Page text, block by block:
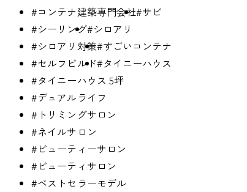
#コンテナ建築専門会社#サビ
#シーリング#シロアリ
#シロアリ対策#すごいコンテナ
#セルフビルド#タイニーハウス
#タイニーハウス 5坪
#デュアルライフ
#トリミングサロン
#ネイルサロン
#ビューティーサロン
#ビューティサロン
#ベストセラーモデル